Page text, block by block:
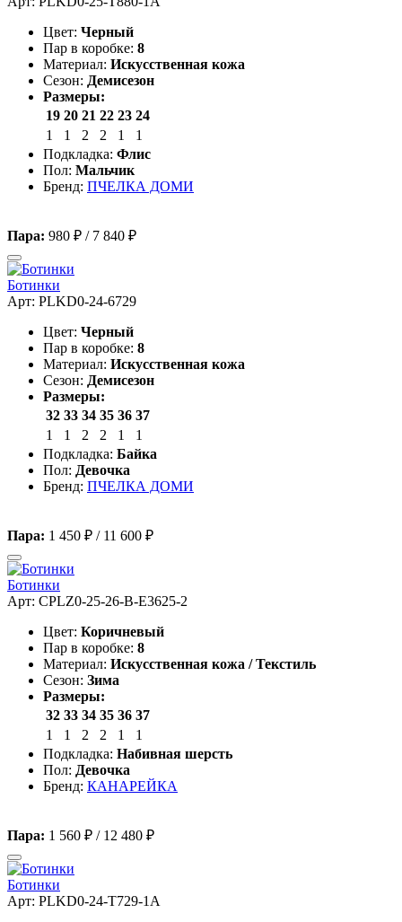
Цвет: Черный
Пар в коробке: 8
Материал: Искусственная кожа
Сезон: Демисезон
Размеры:
19 20 21 22 23 24
1
1 2 2 1
1
Подкладка: Флис
Пол: Мальчик
Бренд: ПЧЕЛКА ДОМИ
Пара: 980 ₽ / 7 840 ₽
Ботинки
Арт: PLKD0-24-6729
Цвет: Черный
Пар в коробке: 8
Материал: Искусственная кожа
Сезон: Демисезон
Размеры:
32 33 34 35 36 37
1
1 2 2 1
1
Подкладка: Байка
Пол: Девочка
Бренд: ПЧЕЛКА ДОМИ
Пара: 1 450 ₽ / 11 600 ₽
Ботинки
Арт: CPLZ0-25-26-B-E3625-2
Цвет: Коричневый
Пар в коробке: 8
Материал: Искусственная кожа / Текстиль
Сезон: Зима
Размеры:
32 33 34 35 36 37
1
1 2 2 1
1
Подкладка: Набивная шерсть
Пол: Девочка
Бренд: КАНАРЕЙКА
Пара: 1 560 ₽ / 12 480 ₽
Ботинки
Арт: PLKD0-24-T729-1A